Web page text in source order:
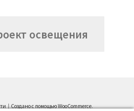
освещения
Создано с помощью WooCommerce.